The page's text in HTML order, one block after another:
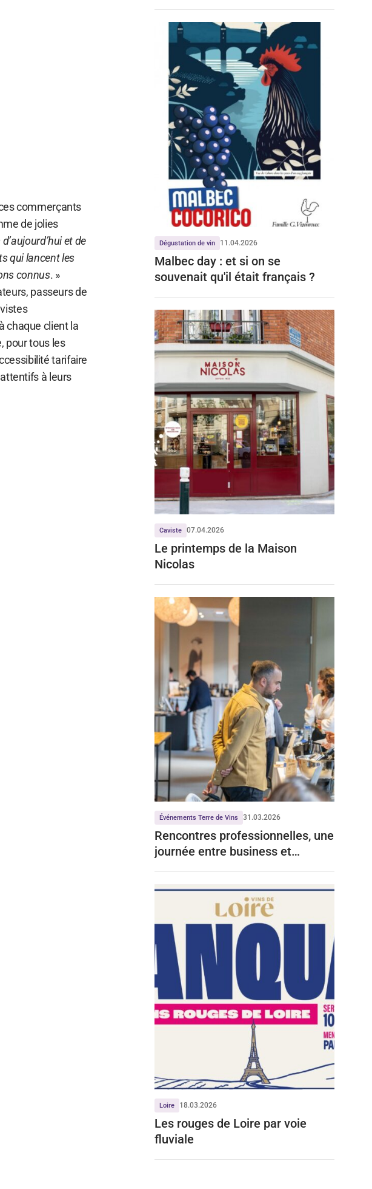
commerçants
de jolies
et de
qui lancent les
connus. »
passeurs de
chaque client la
pour tous les
tarifaire
à leurs
Dégustation de vin 11.04.2026
Malbec day : et si on se
souvenait qu'il était français ?
Caviste 07.04.2026
Le printemps de la Maison
Nicolas
Événements Terre de Vins 31.03.2026
Rencontres professionnelles, une
journée entre business et
Loire 18.03.2026
Les rouges de Loire par voie
fluviale